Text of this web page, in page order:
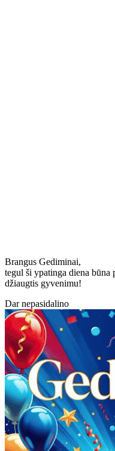
Brangus Gediminai,
tegul ši ypatinga diena
džiaugtis gyvenimu!
Dar nepasidalino